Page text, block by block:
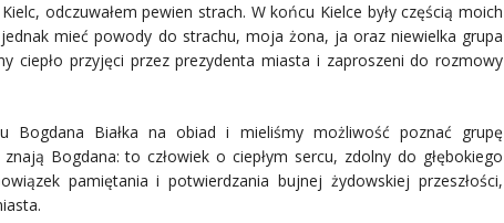
odczuwałem pewien strach. W końcu Kielce były częścią moich
mieć powody do strachu, moja żona, ja oraz niewielka grupa
ciepło przyjęci przez prezydenta miasta i zaproszeni do rozmowy
Bogdana Białka na obiad i mieliśmy możliwość poznać grupę
Bogdana: to człowiek o ciepłym sercu, zdolny do głębokiego
pamiętania i potwierdzania bujnej żydowskiej przeszłości,